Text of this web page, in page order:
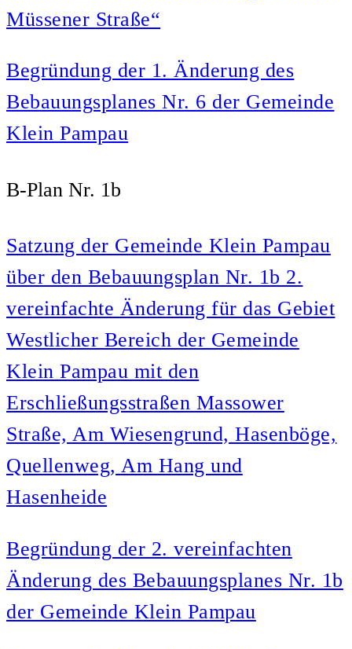
Müssener Straße“
Begründung der 1. Änderung des
Bebauungsplanes Nr. 6 der Gemeinde
Klein Pampau
B-Plan Nr. 1b
Satzung der Gemeinde Klein Pampau
über den Bebauungsplan Nr. 1b 2.
vereinfachte Änderung für das Gebiet
Westlicher Bereich der Gemeinde
Klein Pampau mit den
Erschließungsstraßen Massower
Straße, Am Wiesengrund, Hasenböge,
Quellenweg, Am Hang und
Hasenheide
Begründung der 2. vereinfachten
Änderung des Bebauungsplanes Nr. 1b
der Gemeinde Klein Pampau